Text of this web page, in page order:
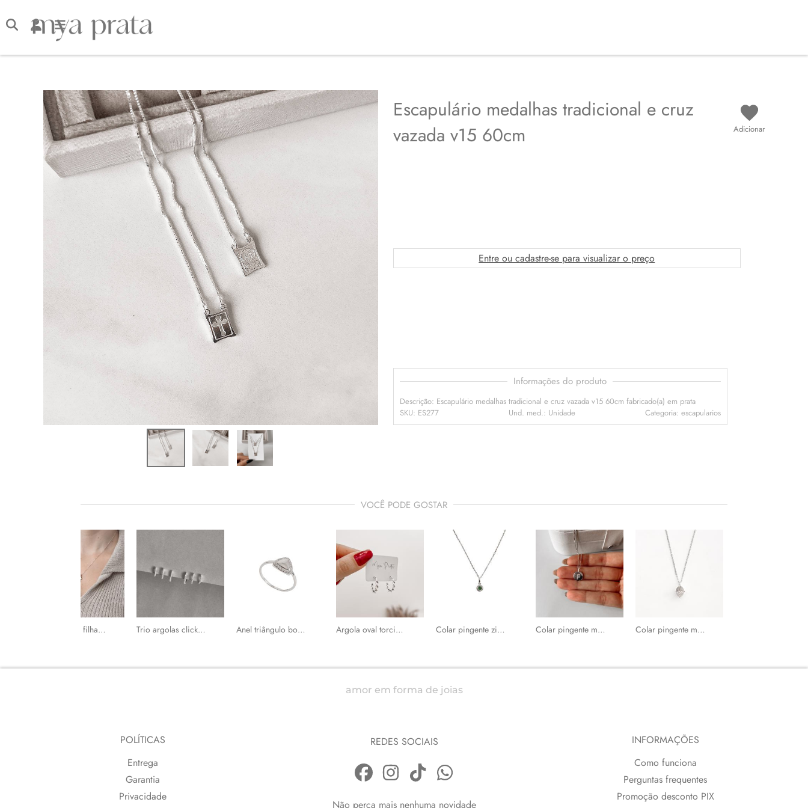
Escapulário medalhas tradicional e cruz
vazada v15 60cm
Entre ou cadastre-se para visualizar o preço
Informações do produto
Descrição: Escapulário medalhas tradicional e cruz vazada v15 60cm fabricado(a) em prata
SKU: ES277
Und. med.: Unidade Categoria: escapularios
Adicionar
VOCÊ PODE GOSTAR
Colar mãe e filha cravejada 23mm 45cm Trio argolas click redonda 9, 10 e 12mm cravejada Anel triângulo borda cravejada Argola oval torcida 20mm tarraxa Colar pingente zircônia esmeralda com cravejado 6mm corrente cadeadinho 40cm Colar pingente medalha letra F cravejada 15mm 45cm Colar pingente moissanite oval cristal 8x6mm corrente cadeado 40+5cm
amor em forma de joias
POLÍTICAS
Entrega
Garantia
Privacidade
REDES SOCIAIS
Não perca mais nenhuma novidade
INFORMAÇÕES
Como funciona
Perguntas frequentes
Promoção desconto PIX